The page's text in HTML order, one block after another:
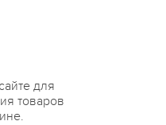
для
товаров